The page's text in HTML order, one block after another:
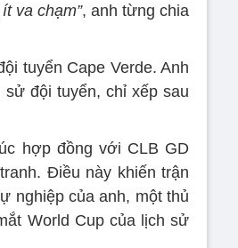
va chạm”, anh từng chia
tuyển Cape Verde. Anh
đội tuyển, chỉ xếp sau
hợp đồng với CLB GD
Điều này khiến trận
nghiệp của anh, một thủ
World Cup của lịch sử